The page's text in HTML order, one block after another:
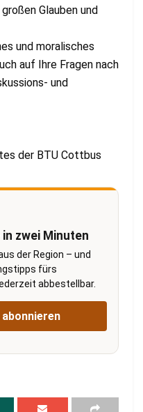
Glauben und
und moralisches
auf Ihre Fragen nach
und
der BTU Cottbus
zwei Minuten
der Region – und
fürs
abbestellbar.